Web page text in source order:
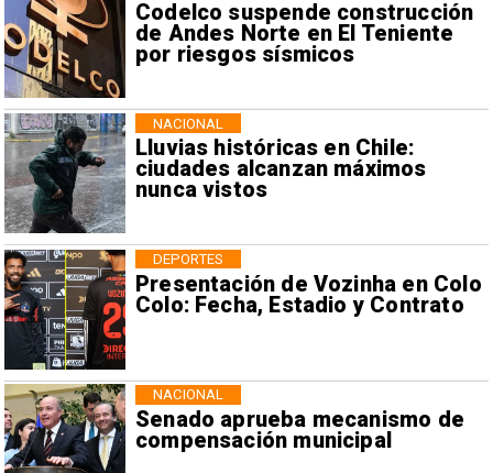
Codelco suspende construcción
de Andes Norte en El Teniente
por riesgos sísmicos
Lluvias históricas en Chile:
ciudades alcanzan máximos
nunca vistos
NACIONAL
Presentación de Vozinha en Colo
Colo: Fecha, Estadio y Contrato
DEPORTES
Senado aprueba mecanismo de
compensación municipal
NACIONAL